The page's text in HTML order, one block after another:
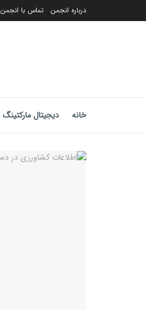
درباره انجمن تماس با انجمن
خانه دیجیتال مارکتینگ